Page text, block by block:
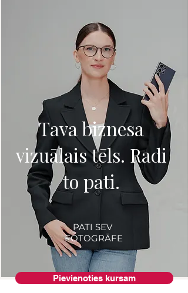
PATI SEV
FOTOGRĀFE
Tava biznesa
vizuālais tēls. Radi
to pati.
Pievienoties kursam